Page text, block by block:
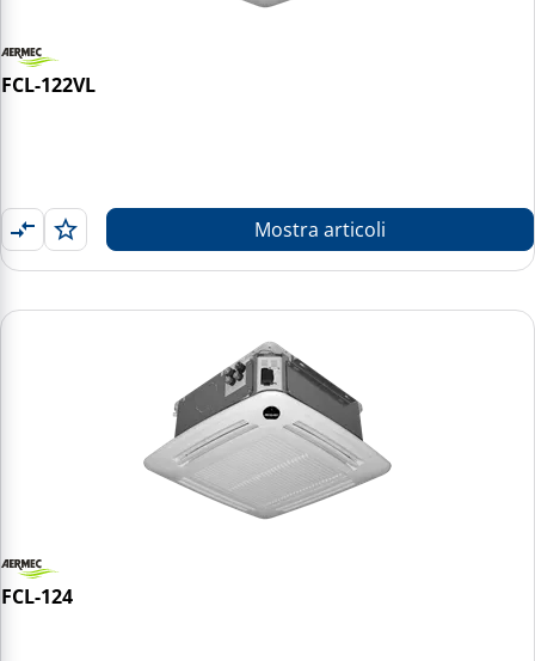
FCL-122VL
Mostra articoli
FCL-124